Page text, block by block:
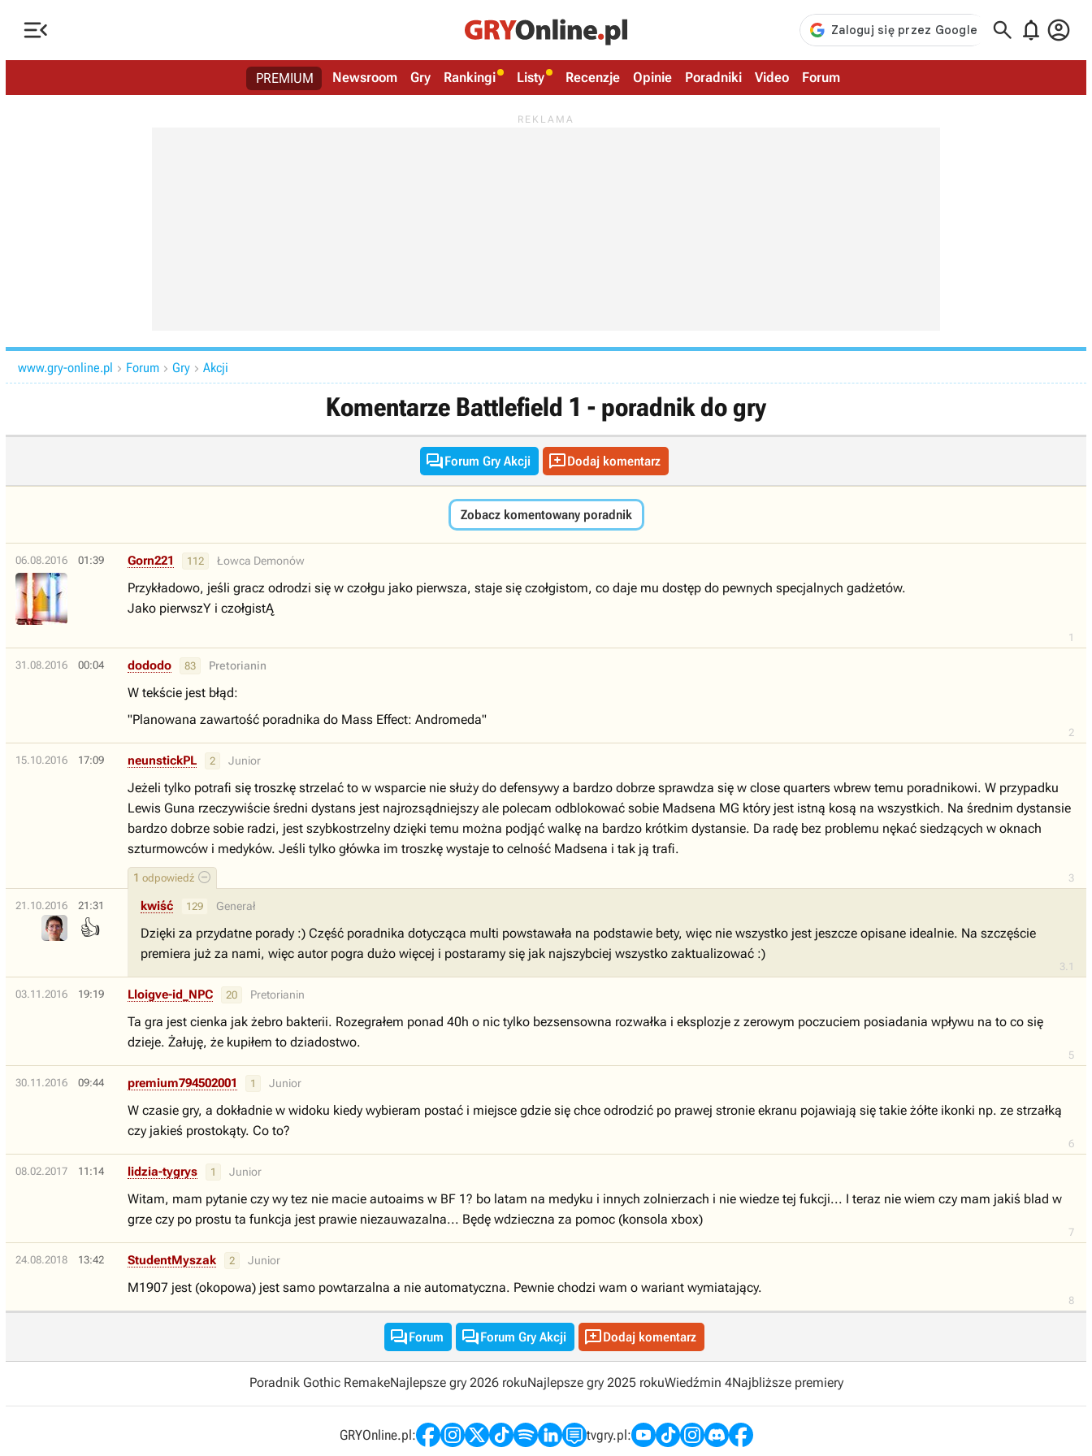
   
PREMIUM Newsroom Gry Rankingi Listy Recenzje Opinie Poradniki Video Forum
www.gry-online.pl  Forum  Gry  Akcji
Komentarze Battlefield 1 - poradnik do gry
Forum Gry Akcji Dodaj komentarz
Zobacz komentowany poradnik
06.08.2016 01:39
1
Gorn221 112 Łowca Demonów
Przykładowo, jeśli gracz odrodzi się w czołgu jako pierwsza, staje się czołgistom, co daje mu dostęp do pewnych specjalnych gadżetów.
Jako pierwszY i czołgistĄ
31.08.2016 00:04
2
dododo 83 Pretorianin
W tekście jest błąd:
"Planowana zawartość poradnika do Mass Effect: Andromeda"
15.10.2016 17:09
3
1 odpowiedź
neunstickPL 2 Junior
Jeżeli tylko potrafi się troszkę strzelać to w wsparcie nie służy do defensywy a bardzo dobrze sprawdza się w close quarters wbrew temu poradnikowi. W przypadku
Lewis Guna rzeczywiście średni dystans jest najrozsądniejszy ale polecam odblokować sobie Madsena MG który jest istną kosą na wszystkich. Na średnim dystansie
bardzo dobrze sobie radzi, jest szybkostrzelny dzięki temu można podjąć walkę na bardzo krótkim dystansie. Da radę bez problemu nękać siedzących w oknach
szturmowców i medyków. Jeśli tylko główka im troszkę wystaje to celność Madsena i tak ją trafi.
21.10.2016 21:31
👍
3.1
kwiść 129 Generał
Dzięki za przydatne porady :) Część poradnika dotycząca multi powstawała na podstawie bety, więc nie wszystko jest jeszcze opisane idealnie. Na szczęście
premiera już za nami, więc autor pogra dużo więcej i postaramy się jak najszybciej wszystko zaktualizować :)
03.11.2016 19:19
5
Lloigve-id_NPC 20 Pretorianin
Ta gra jest cienka jak żebro bakterii. Rozegrałem ponad 40h o nic tylko bezsensowna rozwałka i eksplozje z zerowym poczuciem posiadania wpływu na to co się
dzieje. Żałuję, że kupiłem to dziadostwo.
30.11.2016 09:44
6
premium794502001 1 Junior
W czasie gry, a dokładnie w widoku kiedy wybieram postać i miejsce gdzie się chce odrodzić po prawej stronie ekranu pojawiają się takie żółte ikonki np. ze strzałką
czy jakieś prostokąty. Co to?
08.02.2017 11:14
7
lidzia-tygrys 1 Junior
Witam, mam pytanie czy wy tez nie macie autoaims w BF 1? bo latam na medyku i innych zolnierzach i nie wiedze tej fukcji... I teraz nie wiem czy mam jakiś blad w
grze czy po prostu ta funkcja jest prawie niezauwazalna... Będę wdzieczna za pomoc (konsola xbox)
24.08.2018 13:42
8
StudentMyszak 2 Junior
M1907 jest (okopowa) jest samo powtarzalna a nie automatyczna. Pewnie chodzi wam o wariant wymiatający.
Forum Forum Gry Akcji Dodaj komentarz
Poradnik Gothic RemakeNajlepsze gry 2026 rokuNajlepsze gry 2025 rokuWiedźmin 4Najbliższe premiery
GRYOnline.pl: tvgry.pl: